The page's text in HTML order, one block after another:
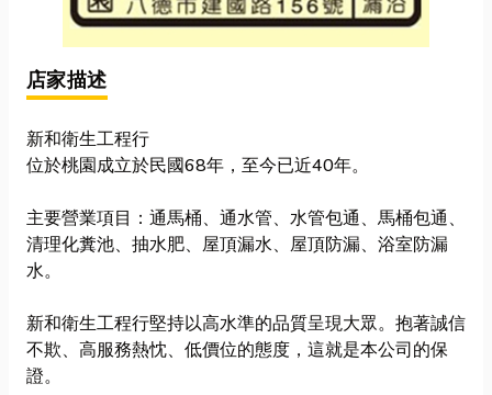
店家描述
新和衛生工程行
位於桃園成立於民國68年，至今已近40年。
主要營業項目：通馬桶、通水管、水管包通、馬桶包通、
清理化糞池、抽水肥、屋頂漏水、屋頂防漏、浴室防漏
水。
新和衛生工程行堅持以高水準的品質呈現大眾。抱著誠信
不欺、高服務熱忱、低價位的態度，這就是本公司的保
證。